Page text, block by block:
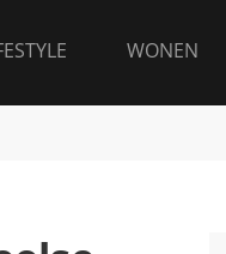
WONEN